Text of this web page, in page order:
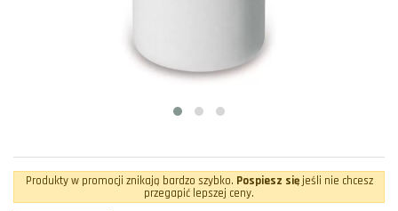
Produkty w promocji znikają bardzo szybko. Pospiesz sięjeśli nie chcesz
przegapić lepszej ceny.